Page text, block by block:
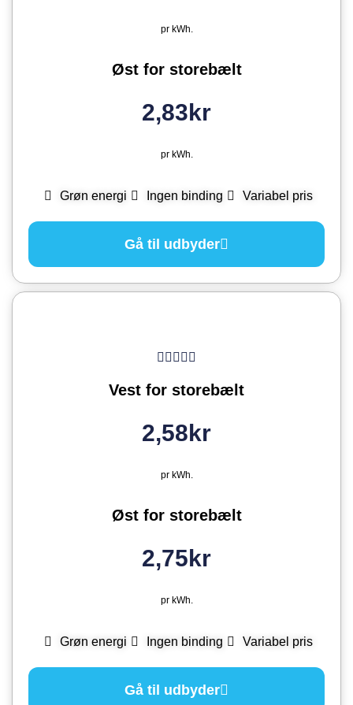
pr kWh.
Øst for storebælt
2,83kr
pr kWh.
Grøn energi Ingen binding Variabel pris
Gå til udbyder
Vest for storebælt
2,58kr
pr kWh.
Øst for storebælt
2,75kr
pr kWh.
Grøn energi Ingen binding Variabel pris
Gå til udbyder